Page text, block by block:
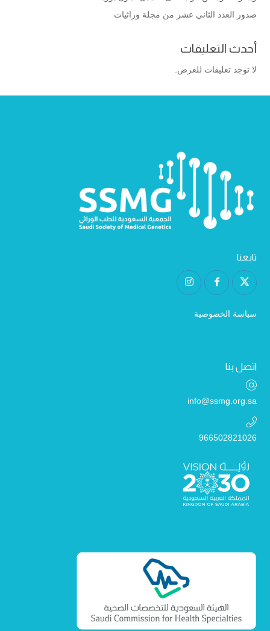
صدور العدد الثاني عشر من مجلة وراثيات
أحدث التعليقات
لا توجد تعليقات للعرض.
تابعنا
سياسة الخصوصية
اتصل بنا
info@ssmg.org.sa
966502821026